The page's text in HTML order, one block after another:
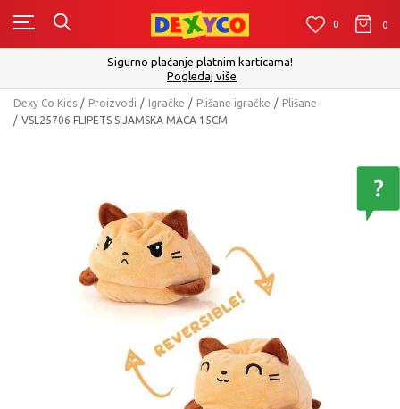
0 0
Click&Collect - Platite karticom Online i
Dexy Co Kids Proizvodi Igračke Plišane igračke
Plišane
VSL25706 FLIPETS SIJAMSKA MACA 15CM